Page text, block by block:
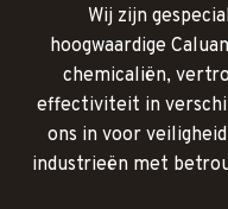
Wij zijn
hoogwaardige
chemicaliën,
effectiviteit in
ons in voor
industrieën met